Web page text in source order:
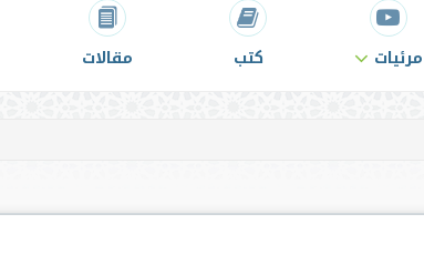
مرئيات كتب مقالات